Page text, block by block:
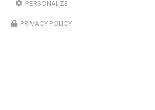
PERSONALIZE
PRIVACY POLICY